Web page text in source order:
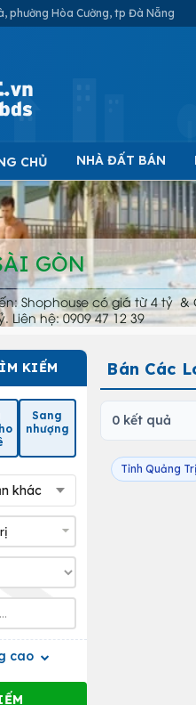
phường Hòa Cường, tp Đà Nẵng
CHỦ NHÀ ĐẤT BÁN
GÒN
Shophouse có giá từ 4 tỷ &
Liên hệ: 0909 47 12 39
KIẾM
Sang
nhượng
khác
cao
Bán Các
0 kết quả
Tỉnh Quảng Trị